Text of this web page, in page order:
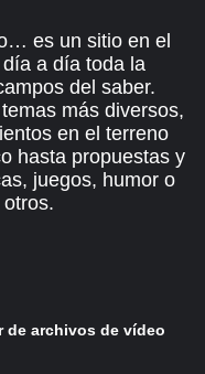
es un sitio en el
a día toda la
del saber.
más diversos,
en el terreno
hasta propuestas y
juegos, humor o
de archivos de vídeo